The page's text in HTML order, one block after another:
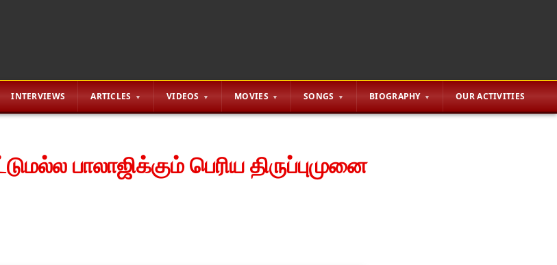
INTERVIEWS ARTICLES VIDEOS MOVIES SONGS BIOGRAPHY OUR ACTIVITIES
பாலாஜிக்கும் பெரிய திருப்புமுனை